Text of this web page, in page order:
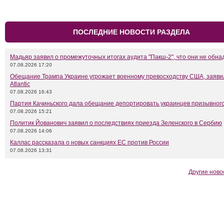
ПОСЛЕДНИЕ НОВОСТИ РАЗДЕЛА
Мадьяр заявил о промежуточных итогах аудита "Пакш-2", что они не
07.08.2026 17:20
Обещание Трампа Украине угрожает военному превосходству США,
Atlantic
07.08.2026 16:43
Партия Качиньского дала обещание депортировать украинцев
07.08.2026 15:21
Политик Йованович заявил о последствиях приезда Зеленского в Сербию
07.08.2026 14:06
Каллас рассказала о новых санкциях ЕС против России
07.08.2026 13:31
Другие